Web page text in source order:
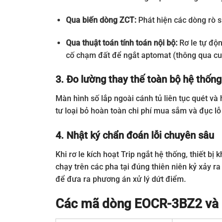
Qua biến dòng ZCT:Phát hiện các dòng rò
Qua thuật toán tính toán nội bộ:Rơ le tự
cố chạm đất để ngắt aptomat (thông qua
3. Đo lường thay thế toàn bộ hệ
Màn hình số lắp ngoài cánh tủ liên tục quét
tư loại bỏ hoàn toàn chi phí mua sắm và đục
4. Nhật ký chẩn đoán lỗi chuyên sâu
Khi rơ le kích hoạt Trip ngắt hệ thống, thiết bị
chạy trên các pha tại đúng thiên niên kỷ xảy
để đưa ra phương án xử lý dứt điểm.
Các mã dòng EOCR-3BZ2